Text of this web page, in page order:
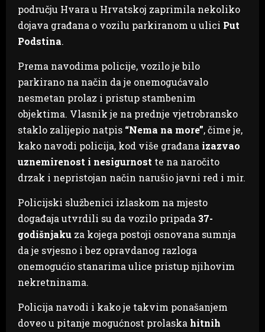
području Hvara u Hrvatskoj zaprimila nekoliko
dojava građana o vozilu parkiranom u ulici Put
Podstina.
Prema navodima policije, vozilo je bilo
parkirano na način da je onemogućavalo
nesmetan prolaz i pristup stambenim
objektima. Vlasnik je na prednje vjetrobransko
staklo zalijepio natpis “Nema na more”, čime je,
kako navodi policija, kod više građana izazvao
uznemirenost i nesigurnost te na naročito
drzak i nepristojan način narušio javni red i mir.
Policijski službenici izlaskom na mjesto
događaja utvrdili su da vozilo pripada 37-
godišnjaku za kojega postoji osnovana sumnja
da je svjesno i bez opravdanog razloga
onemogućio stanarima ulice pristup njihovim
nekretninama.
Policija navodi i kako je takvim ponašanjem
doveo u pitanje mogućnost prolaska hitnih